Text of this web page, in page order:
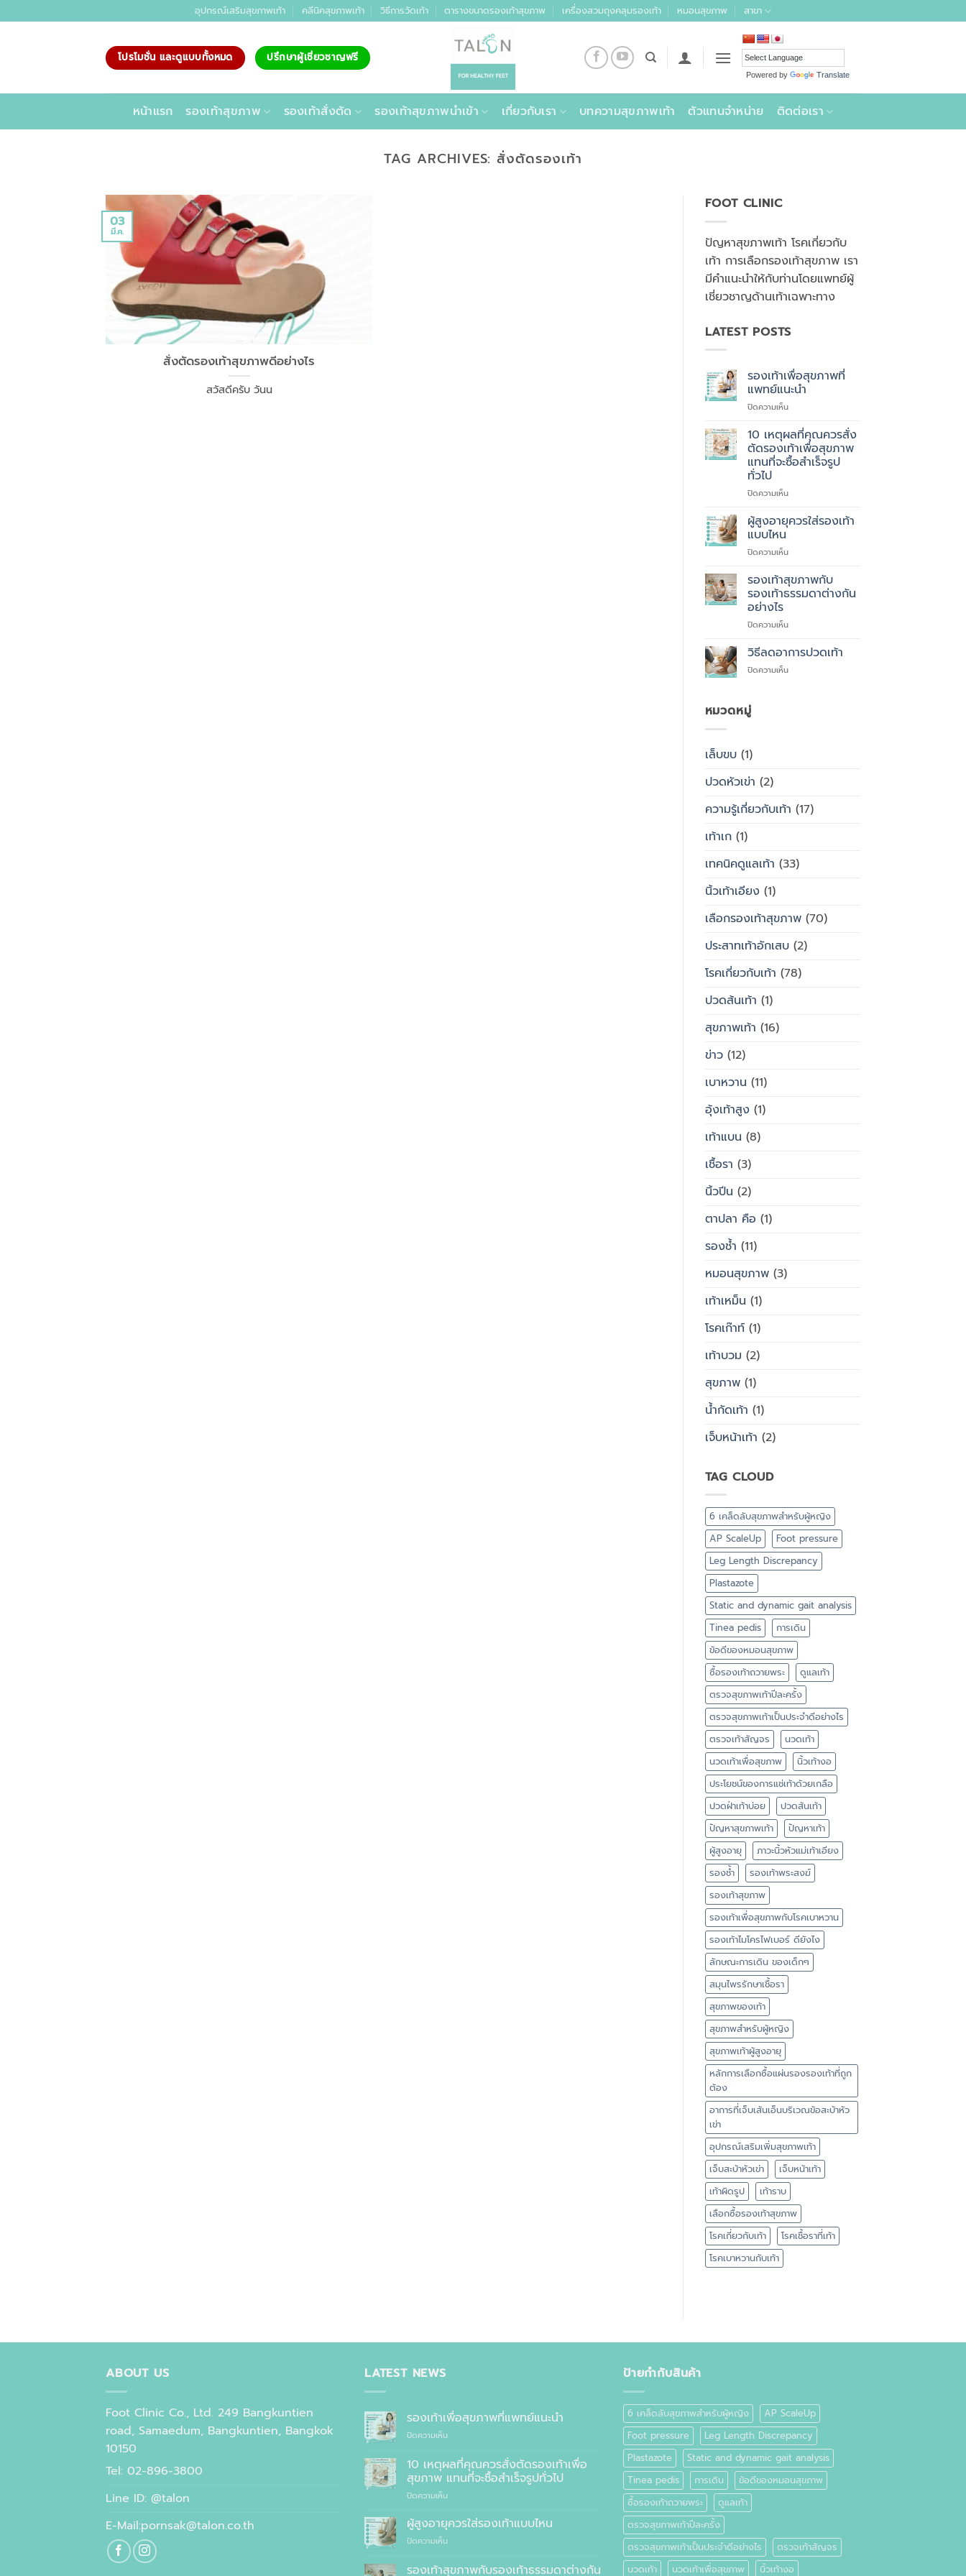
ไป
อุปกรณ์เสริมสุขภาพเท้า คลีนิคสุขภาพเท้า วิธีการวัดเท้า ตารางขนาดรองเท้าสุขภาพ เครื่องสวมถุงคลุมรองเท้า หมอนสุขภาพ สาขา
โปรโมชั่น และดูแบบทั้งหมด ปรึกษาผู้เชี่ยวชาญฟรี
Powered by Translate
หน้าแรก รองเท้าสุขภาพ รองเท้าสั่งตัด รองเท้าสุขภาพนำเข้า เกี่ยวกับเรา บทความสุขภาพเท้า ตัวแทนจำหน่าย ติดต่อเรา
TAG ARCHIVES:สั่งตัดรองเท้า
สั่งตัดรองเท้าสุขภาพดีอย่างไร
สวัสดีครับ วันน
03
มี.ค.
FOOT CLINIC
ปัญหาสุขภาพเท้า โรคเกี่ยวกับ
เท้า การเลือกรองเท้าสุขภาพ เรา
มีคำแนะนำให้กับท่านโดยแพทย์ผู้
เชี่ยวชาญด้านเท้าเฉพาะทาง
LATEST POSTS
รองเท้าเพื่อสุขภาพที่
แพทย์แนะนำ
ปิดความเห็นบน
เพื่อ
สุขภาพ
ที่
แพทย์
10 เหตุผลที่คุณควรสั่ง
ตัดรองเท้าเพื่อสุขภาพ
แทนที่จะซื้อสำเร็จรูป
ทั่วไป
ปิดความเห็นบน
เหตุผล
ที่
ควร
ตัด
รองเท้า
แทนที่
ซื้อ
ทั่วไป
ผู้สูงอายุควรใส่รองเท้า
แบบไหน
ปิดความเห็นบน
สูง
อายุ
ควร
รองเท้า
ไหน
รองเท้าสุขภาพกับ
รองเท้าธรรมดาต่างกัน
อย่างไร
ปิดความเห็นบน
สุขภาพ
รองเท้า
วิธีลดอาการปวดเท้า
ปิดความเห็นบน
หมวดหมู่
เล็บขบ(1)
ปวดหัวเข่า (2)
ความรู้เกี่ยวกับเท้า (17)
เท้าเก(1)
เทคนิคดูแลเท้า (33)
นิ้วเท้าเอียง(1)
เลือกรองเท้าสุขภาพ(70)
ประสาทเท้าอักเสบ(2)
โรคเกี่ยวกับเท้า (78)
ปวดส้นเท้า (1)
สุขภาพเท้า (16)
ข่าว(12)
เบาหวาน (11)
อุ้งเท้าสูง(1)
เท้าแบน (8)
เชื้อรา (3)
นิ้วปีน (2)
ตาปลา คือ (1)
รองช้ำ (11)
หมอนสุขภาพ(3)
เท้าเหม็น (1)
โรคเก๊าท์(1)
เท้าบวม (2)
สุขภาพ(1)
น้ำกัดเท้า (1)
เจ็บหน้าเท้า (2)
TAG CLOUD
6 เคล็ดลับสุขภาพสำหรับผู้หญิง
AP ScaleUp
Foot pressure
Leg Length Discrepancy
Plastazote
Static and dynamic gait analysis
Tinea pedis
การเดิน
ข้อดีของหมอนสุขภาพ
ซื้อรองเท้าถวายพระ
ดูแลเท้า
ตรวจสุขภาพเท้าปีละครั้ง
ตรวจสุขภาพเท้าเป็นประจำดีอย่างไร
ตรวจเท้าสัญจร
นวดเท้า
นวดเท้าเพื่อสุขภาพ
นิ้วเท้างอ
ประโยชน์ของการแช่เท้าด้วยเกลือ
ปวดฝ่าเท้าบ่อย
ปวดส้นเท้า
ปัญหาสุขภาพเท้า
ปัญหาเท้า
ผู้สูงอายุ
ภาวะนิ้วหัวแม่เท้าเอียง
รองช้ำ
รองเท้าพระสงฆ์
รองเท้าสุขภาพ
รองเท้าเพื่อสุขภาพกับโรคเบาหวาน
รองเท้าไมโครไฟเบอร์ ดียังไง
ลักษณะการเดิน ของเด็กๆ
สมุนไพรรักษาเชื้อรา
สุขภาพของเท้า
สุขภาพสำหรับผู้หญิง
สุขภาพเท้าผู้สูงอายุ
หลักการเลือกซื้อแผ่นรองรองเท้าที่ถูก
ต้อง
อาการที่เจ็บเส้นเอ็นบริเวณข้อสะบ้าหัว
เข่า
อุปกรณ์เสริมเพิ่มสุขภาพเท้า
เจ็บสะบ้าหัวเข่า
เจ็บหน้าเท้า
เท้าผิดรูป
เท้าราบ
เลือกซื้อรองเท้าสุขภาพ
โรคเกี่ยวกับเท้า
โรคเชื้อราที่เท้า
โรคเบาหวานกับเท้า
ABOUT US
Foot Clinic Co., Ltd. 249 Bangkuntien
road, Samaedum, Bangkuntien, Bangkok
10150
Tel: 02-896-3800
Line ID: @talon
E-Mail:pornsak@talon.co.th
LATEST NEWS
รองเท้าเพื่อสุขภาพที่แพทย์แนะนำ
ปิดความเห็นบน
เพื่อ
สุขภาพ
ที่
แพทย์
10 เหตุผลที่คุณควรสั่งตัดรองเท้าเพื่อ
สุขภาพ แทนที่จะซื้อสำเร็จรูปทั่วไป
ปิดความเห็นบน
เหตุผล
คุณ
สั่ง
ผู้สูงอายุควรใส่รองเท้าแบบไหน
ปิดความเห็นบน
สูง
รองเท้าสุขภาพกับรองเท้าธรรมดาต่างกัน
ป้ายกำกับสินค้า
6 เคล็ดลับสุขภาพสำหรับผู้หญิง
AP ScaleUp
Foot pressure
Leg Length Discrepancy
Plastazote
Static and dynamic gait analysis
Tinea pedis
การเดิน
ข้อดีของหมอนสุขภาพ
ซื้อรองเท้าถวายพระ
ดูแลเท้า
ตรวจสุขภาพเท้าปีละครั้ง
ตรวจสุขภาพเท้าเป็นประจำดีอย่างไร
ตรวจเท้าสัญจร
นวดเท้า
นวดเท้าเพื่อสุขภาพ นิ้วเท้างอ